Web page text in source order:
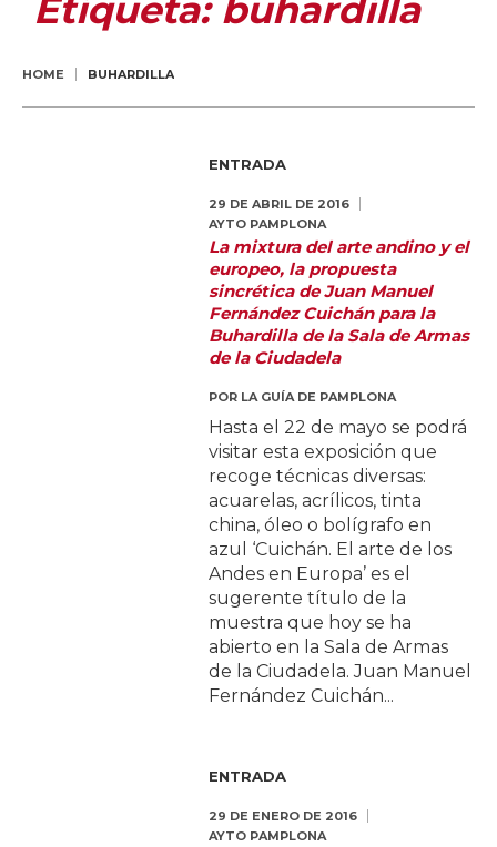
Etiqueta: buhardilla
HOME BUHARDILLA
ENTRADA
29 DE ABRIL DE 2016
AYTO PAMPLONA
La mixtura del arte andino y el
europeo, la propuesta
sincrética de Juan Manuel
Fernández Cuichán para la
Buhardilla de la Sala de Armas
de la Ciudadela
POR LA GUÍA DE PAMPLONA
Hasta el 22 de mayo se podrá
visitar esta exposición que
recoge técnicas diversas:
acuarelas, acrílicos, tinta
china, óleo o bolígrafo en
azul ‘Cuichán. El arte de los
Andes en Europa’ es el
sugerente título de la
muestra que hoy se ha
abierto en la Sala de Armas
de la Ciudadela. Juan Manuel
Fernández Cuichán...
ENTRADA
29 DE ENERO DE 2016
AYTO PAMPLONA